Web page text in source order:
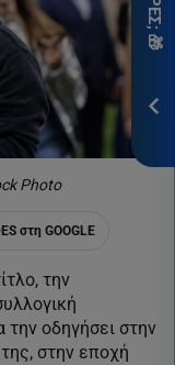
Photo
στη GOOGLE
την
οδηγήσει στην
στην εποχή